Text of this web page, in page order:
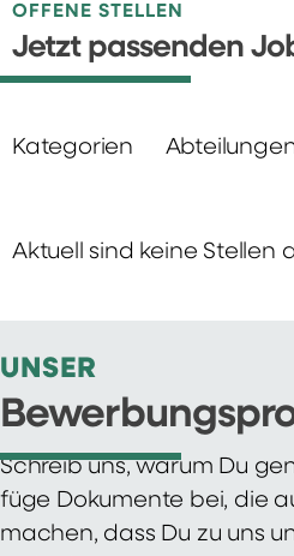
OFFENE STELLEN
Jetzt passenden
Kategorien
Aktuell sind keine Stellen
UNSER
Schreib uns, warum Du
füge Dokumente bei, die
machen, dass Du zu uns